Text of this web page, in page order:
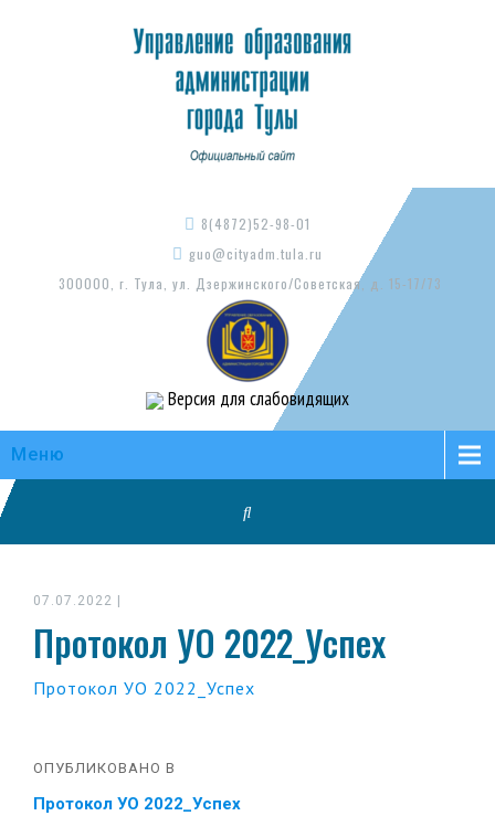
8(4872)52-98-01
guo@cityadm.tula.ru
300000, г. Тула, ул. Дзержинского/Советская, д. 15-17/73
Версия для слабовидящих
Меню
07.07.2022
Протокол УО 2022_Успех
Протокол УО 2022_Успех
ОПУБЛИКОВАНО В
Протокол УО 2022_Успех